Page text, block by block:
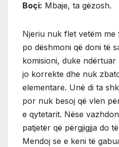
Boçi: Mbaje, ta gëzosh.
Njeriu nuk flet vetëm me
po dëshmoni që doni të
komisioni, duke ndërtuar
jo korrekte dhe nuk
elementare. Unë di ta
por nuk besoj që vlen
e qytetarit. Nëse
patjetër që përgjigjja do
Mendoj se e keni të